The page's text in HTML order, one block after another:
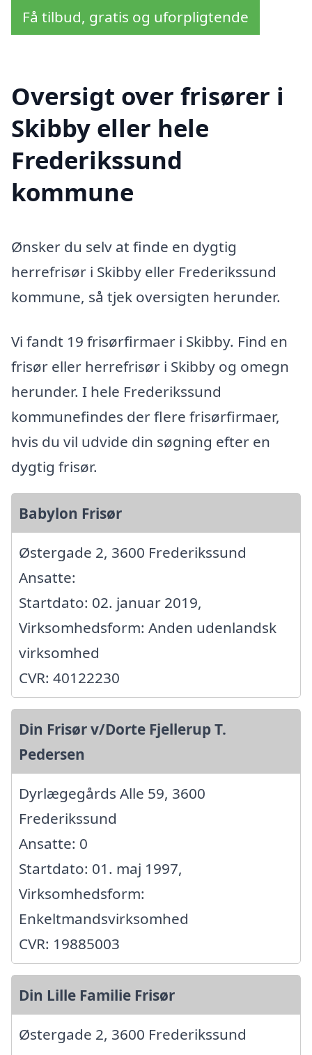
Få tilbud, gratis og uforpligtende
Oversigt over frisører i
Skibby eller hele
Frederikssund
kommune
Ønsker du selv at finde en dygtig
herrefrisør i Skibby eller Frederikssund
kommune, så tjek oversigten herunder.
Vi fandt 19 frisørfirmaer i Skibby. Find en
frisør eller herrefrisør i Skibby og omegn
herunder. I hele Frederikssund
kommunefindes der flere frisørfirmaer,
hvis du vil udvide din søgning efter en
dygtig frisør.
Babylon Frisør
Østergade 2, 3600 Frederikssund
Ansatte:
Startdato: 02. januar 2019,
Virksomhedsform: Anden udenlandsk
virksomhed
CVR: 40122230
Din Frisør v/Dorte Fjellerup T.
Pedersen
Dyrlægegårds Alle 59, 3600
Frederikssund
Ansatte: 0
Startdato: 01. maj 1997,
Virksomhedsform:
Enkeltmandsvirksomhed
CVR: 19885003
Din Lille Familie Frisør
Østergade 2, 3600 Frederikssund